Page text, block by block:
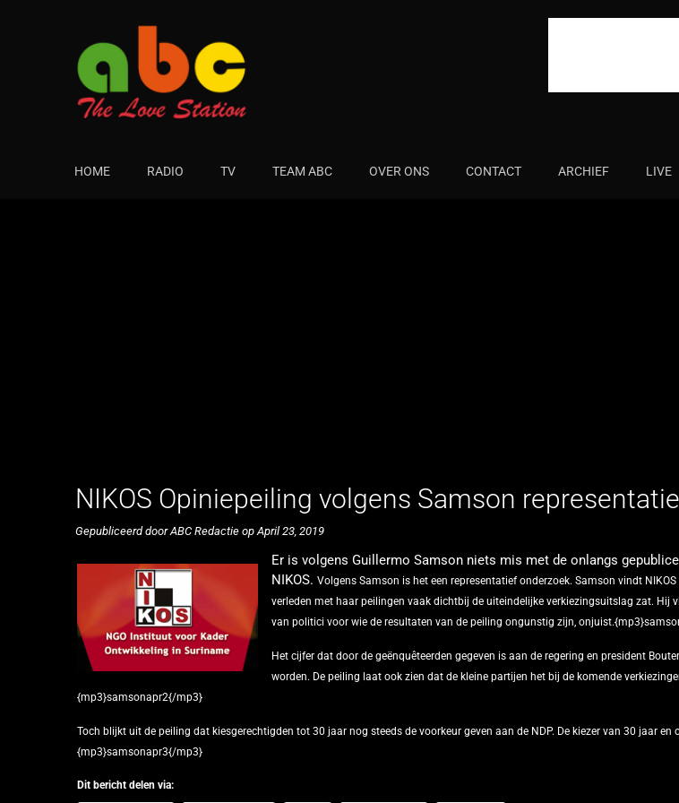
HOME RADIO TV TEAM ABC OVER ONS CONTACT ARCHIEF LIVE
NIKOS Opiniepeiling volgens Samson
Gepubliceerd door ABC Redactie op April 23, 2019
Er is volgens Guillermo Samson niets mis met de onlangs
NIKOS. Volgens Samson is het een representatief onderzoek. Samson vindt
verleden met haar peilingen vaak dichtbij de uiteindelijke verkiezingsuitslag zat. Hij
van politici voor wie de resultaten van de peiling ongunstig zijn,
Het cijfer dat door de geënquêteerden gegeven is aan de regering en president
worden. De peiling laat ook zien dat de kleine partijen het bij de komende
{mp3}samsonapr2{/mp3}
Toch blijkt uit de peiling dat kiesgerechtigden tot 30 jaar nog steeds de voorkeur geven aan de NDP. De kiezer van 30 jaar en
{mp3}samsonapr3{/mp3}
Dit bericht delen via: